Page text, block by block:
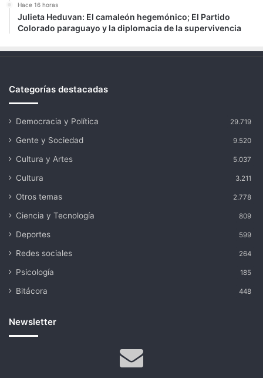
Hace 16 horas
Julieta Heduvan: El camaleón hegemónico; El Partido
Colorado paraguayo y la diplomacia de la supervivencia
Categorías destacadas
Democracia y Política 29.719
Gente y Sociedad 9.520
Cultura y Artes 5.037
Cultura 3.211
Otros temas 2.778
Ciencia y Tecnología 809
Deportes 599
Redes sociales 264
Psicología 185
Bitácora 448
Newsletter